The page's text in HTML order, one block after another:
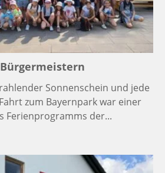
Sonnenschein und jede
zum Bayernpark war einer
Ferienprogramms der...